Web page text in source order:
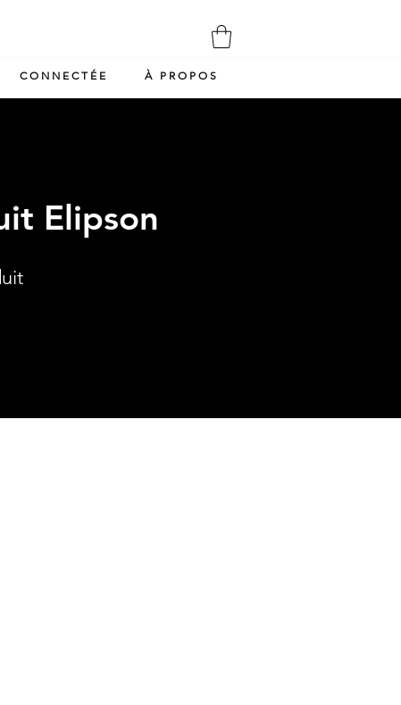
CONNECTÉE À PROPOS
Elipson